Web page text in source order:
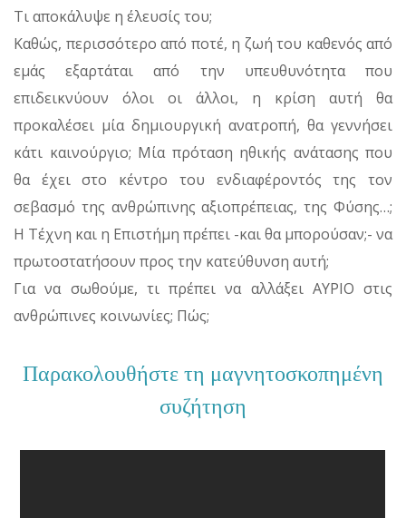
Τι αποκάλυψε η έλευσίς του;
Καθώς, περισσότερο από ποτέ, η ζωή του καθενός από
εμάς εξαρτάται από την υπευθυνότητα που
επιδεικνύουν όλοι οι άλλοι, η κρίση αυτή θα
προκαλέσει μία δημιουργική ανατροπή, θα γεννήσει
κάτι καινούργιο; Μία πρόταση ηθικής ανάτασης που
θα έχει στο κέντρο του ενδιαφέροντός της τον
σεβασμό της ανθρώπινης αξιοπρέπειας, της Φύσης…;
Η Τέχνη και η Επιστήμη πρέπει -και θα μπορούσαν;- να
πρωτοστατήσουν προς την κατεύθυνση αυτή;
Για να σωθούμε, τι πρέπει να αλλάξει ΑΥΡΙΟ στις
ανθρώπινες κοινωνίες; Πώς;
Παρακολουθήστε τη μαγνητοσκοπημένη
συζήτηση